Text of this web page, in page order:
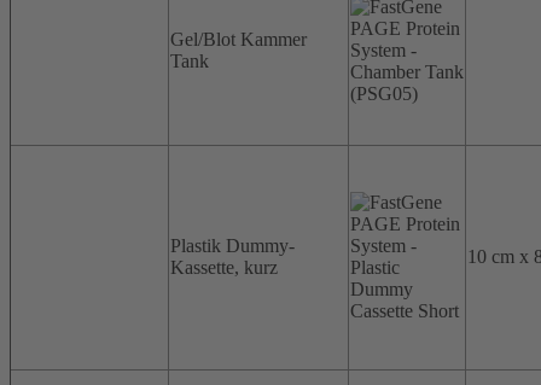
Gel/Blot Kammer
Tank
Plastik Dummy-
Kassette, kurz
10 cm x